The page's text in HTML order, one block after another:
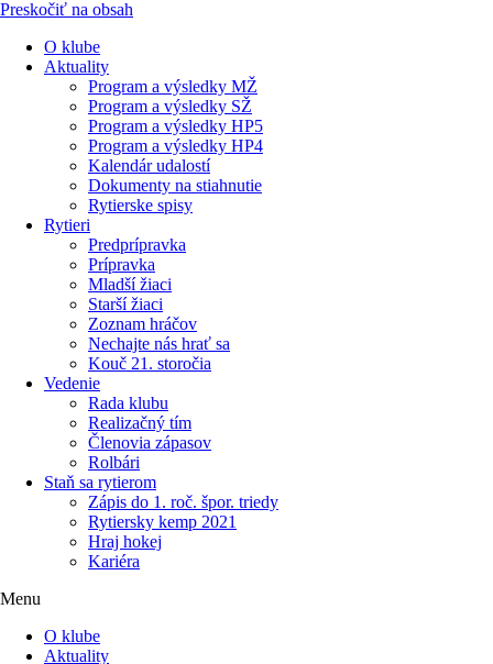
Preskočiť na obsah
O klube
Aktuality
Program a výsledky MŽ
Program a výsledky SŽ
Program a výsledky HP5
Program a výsledky HP4
Kalendár udalostí
Dokumenty na stiahnutie
Rytierske spisy
Rytieri
Predprípravka
Prípravka
Mladší žiaci
Starší žiaci
Zoznam hráčov
Nechajte nás hrať sa
Kouč 21. storočia
Vedenie
Rada klubu
Realizačný tím
Členovia zápasov
Rolbári
Staň sa rytierom
Zápis do 1. roč. špor. triedy
Rytiersky kemp 2021
Hraj hokej
Kariéra
Menu
O klube
Aktuality